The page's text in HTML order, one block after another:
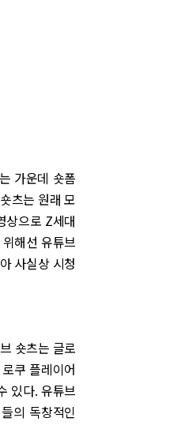
가운데 숏폼
츠는 원래 모
상으로 Z세대
해선 유튜브
사실상 시청
숏츠는 글로
쿠 플레이어
있다. 유튜브
의 독창적인